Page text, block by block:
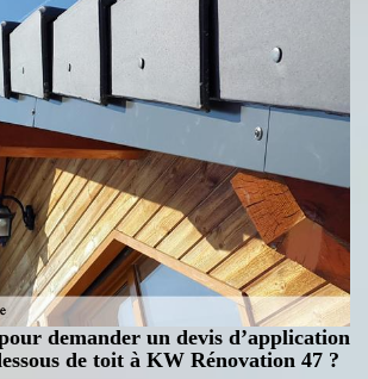
demander un devis d’application
de toit à KW Rénovation 47 ?